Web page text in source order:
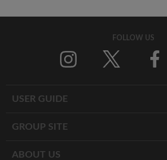
FOLLOW US
USER GUIDE
GROUP SITE
ABOUT US